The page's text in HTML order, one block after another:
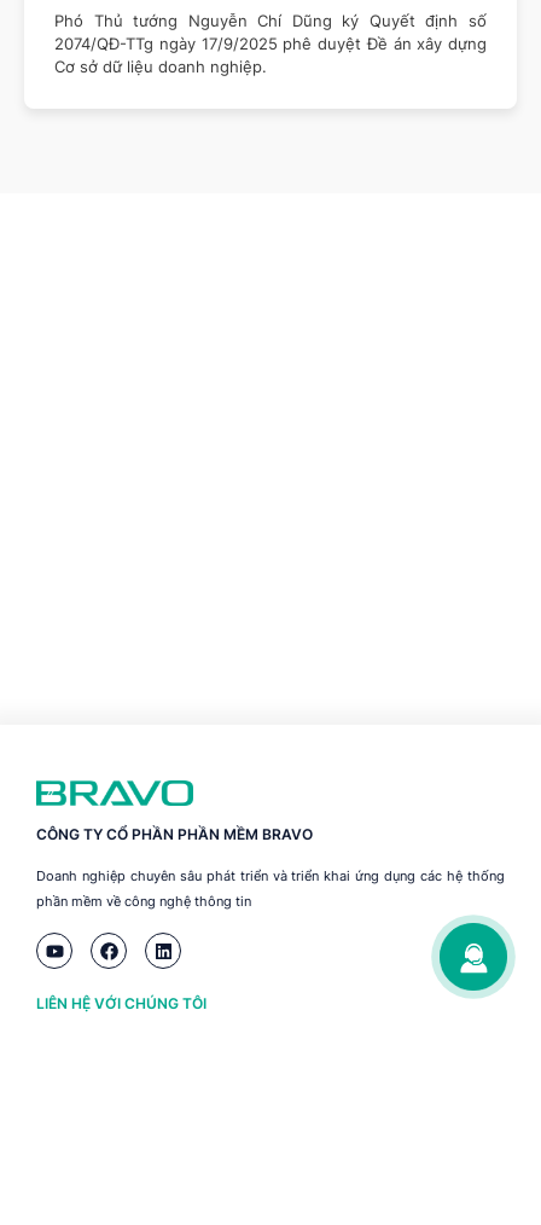
Phó Thủ tướng Nguyễn Chí Dũng ký Quyết định số
2074/QĐ-TTg ngày 17/9/2025 phê duyệt Đề án xây dựng
Cơ sở dữ liệu doanh nghiệp.
CÔNG TY CỔ PHẦN PHẦN MỀM BRAVO
Doanh nghiệp chuyên sâu phát triển và triển khai ứng dụng các hệ thống
phần mềm về công nghệ thông tin
LIÊN HỆ VỚI CHÚNG TÔI